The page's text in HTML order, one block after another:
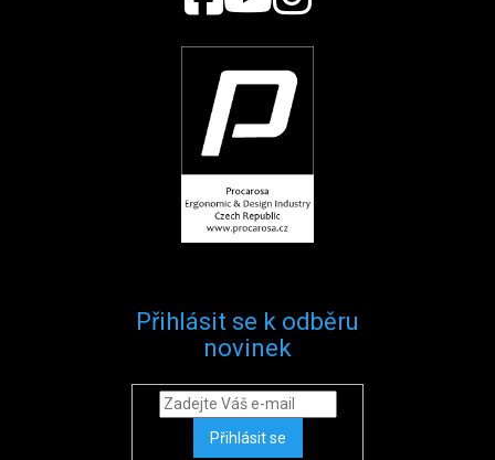
Přihlásit se k odběru
novinek
Přihlásit se